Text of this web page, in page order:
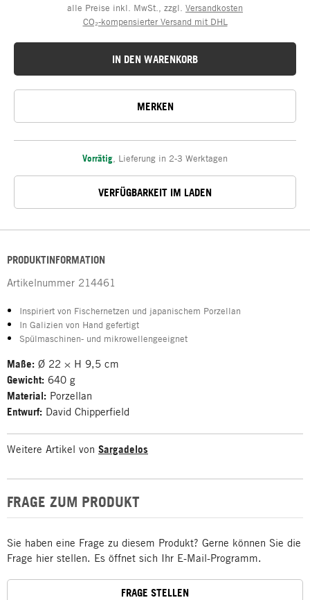
alle Preise inkl. MwSt., zzgl. Versandkosten
CO₂-kompensierter Versand mit DHL
IN DEN WARENKORB
MERKEN
Vorrätig Lieferung in 2-3 Werktagen
VERFÜGBARKEIT IM LADEN
PRODUKTINFORMATION
Artikelnummer 214461
Inspiriert von Fischernetzen und japanischem Porzellan
In Galizien von Hand gefertigt
Spülmaschinen- und mikrowellengeeignet
Maße: Ø 22 × H 9,5 cm
Gewicht: 640 g
Material: Porzellan
Entwurf: David Chipperfield
Weitere Artikel von Sargadelos
FRAGE ZUM PRODUKT
Sie haben eine Frage zu diesem Produkt? Gerne können Sie die
Frage hier stellen. Es öffnet sich Ihr E-Mail-Programm.
FRAGE STELLEN